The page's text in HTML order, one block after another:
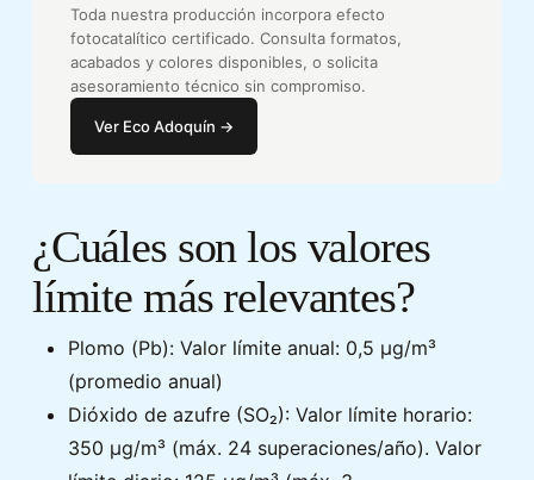
Toda nuestra producción incorpora efecto
fotocatalítico certificado. Consulta formatos,
acabados y colores disponibles, o solicita
asesoramiento técnico sin compromiso.
Ver Eco Adoquín →
¿Cuáles son los valores
límite más relevantes?
Plomo (Pb): Valor límite anual: 0,5 µg/m³
(promedio anual)
Dióxido de azufre (SO₂): Valor límite horario:
350 µg/m³ (máx. 24 superaciones/año). Valor